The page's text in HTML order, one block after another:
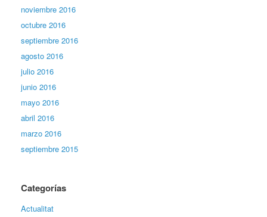
noviembre 2016
octubre 2016
septiembre 2016
agosto 2016
julio 2016
junio 2016
mayo 2016
abril 2016
marzo 2016
septiembre 2015
Categorías
Actualitat